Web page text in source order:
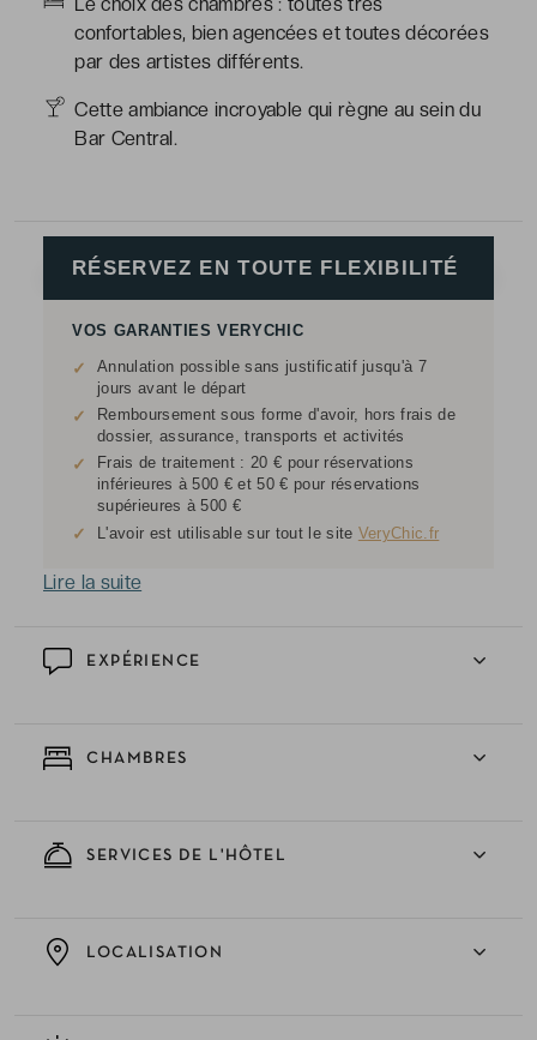
confortables, bien agencées et toutes décorées
par des artistes différents.
Cette ambiance incroyable qui règne au sein du
Bar Central.
EXPÉRIENCE
CHAMBRES
SERVICES DE L'HÔTEL
LOCALISATION
RÉSERVEZ EN TOUTE FLEXIBILITÉ
VOS GARANTIES VERYCHIC
✓
Annulation possible sans justificatif jusqu'à 7
jours avant le départ
✓
Remboursement sous forme d'avoir, hors frais de
dossier, assurance, transports et activités
✓
Frais de traitement : 20 € pour réservations
inférieures à 500 € et 50 € pour réservations
supérieures à 500 €
✓ L'avoir est utilisable sur tout le site VeryChic.fr
Lire la suite